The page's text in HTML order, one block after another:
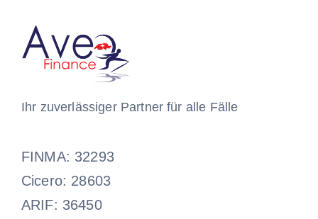
Ihr zuverlässiger Partner für alle Fälle
FINMA: 32293
Cicero: 28603
ARIF: 36450